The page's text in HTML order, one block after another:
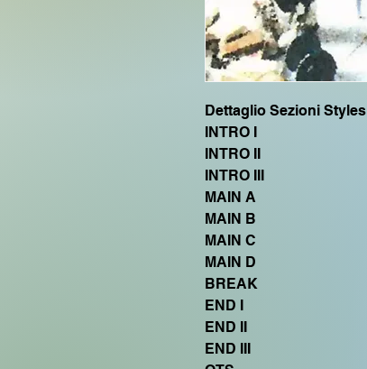
Dettaglio Sezioni Styles
INTRO I
INTRO II
INTRO III
MAIN A
MAIN B
MAIN C
MAIN D
BREAK
END I
END II
END III